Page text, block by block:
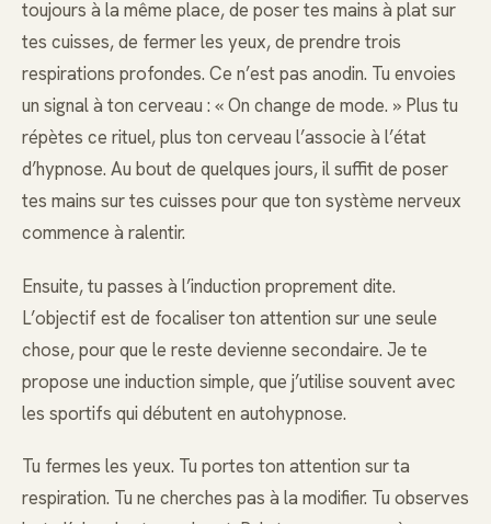
toujours à la même place, de poser tes mains à plat sur
tes cuisses, de fermer les yeux, de prendre trois
respirations profondes. Ce n’est pas anodin. Tu envoies
un signal à ton cerveau : « On change de mode. » Plus tu
répètes ce rituel, plus ton cerveau l’associe à l’état
d’hypnose. Au bout de quelques jours, il suffit de poser
tes mains sur tes cuisses pour que ton système nerveux
commence à ralentir.
Ensuite, tu passes à l’induction proprement dite.
L’objectif est de focaliser ton attention sur une seule
chose, pour que le reste devienne secondaire. Je te
propose une induction simple, que j’utilise souvent avec
les sportifs qui débutent en autohypnose.
Tu fermes les yeux. Tu portes ton attention sur ta
respiration. Tu ne cherches pas à la modifier. Tu observes